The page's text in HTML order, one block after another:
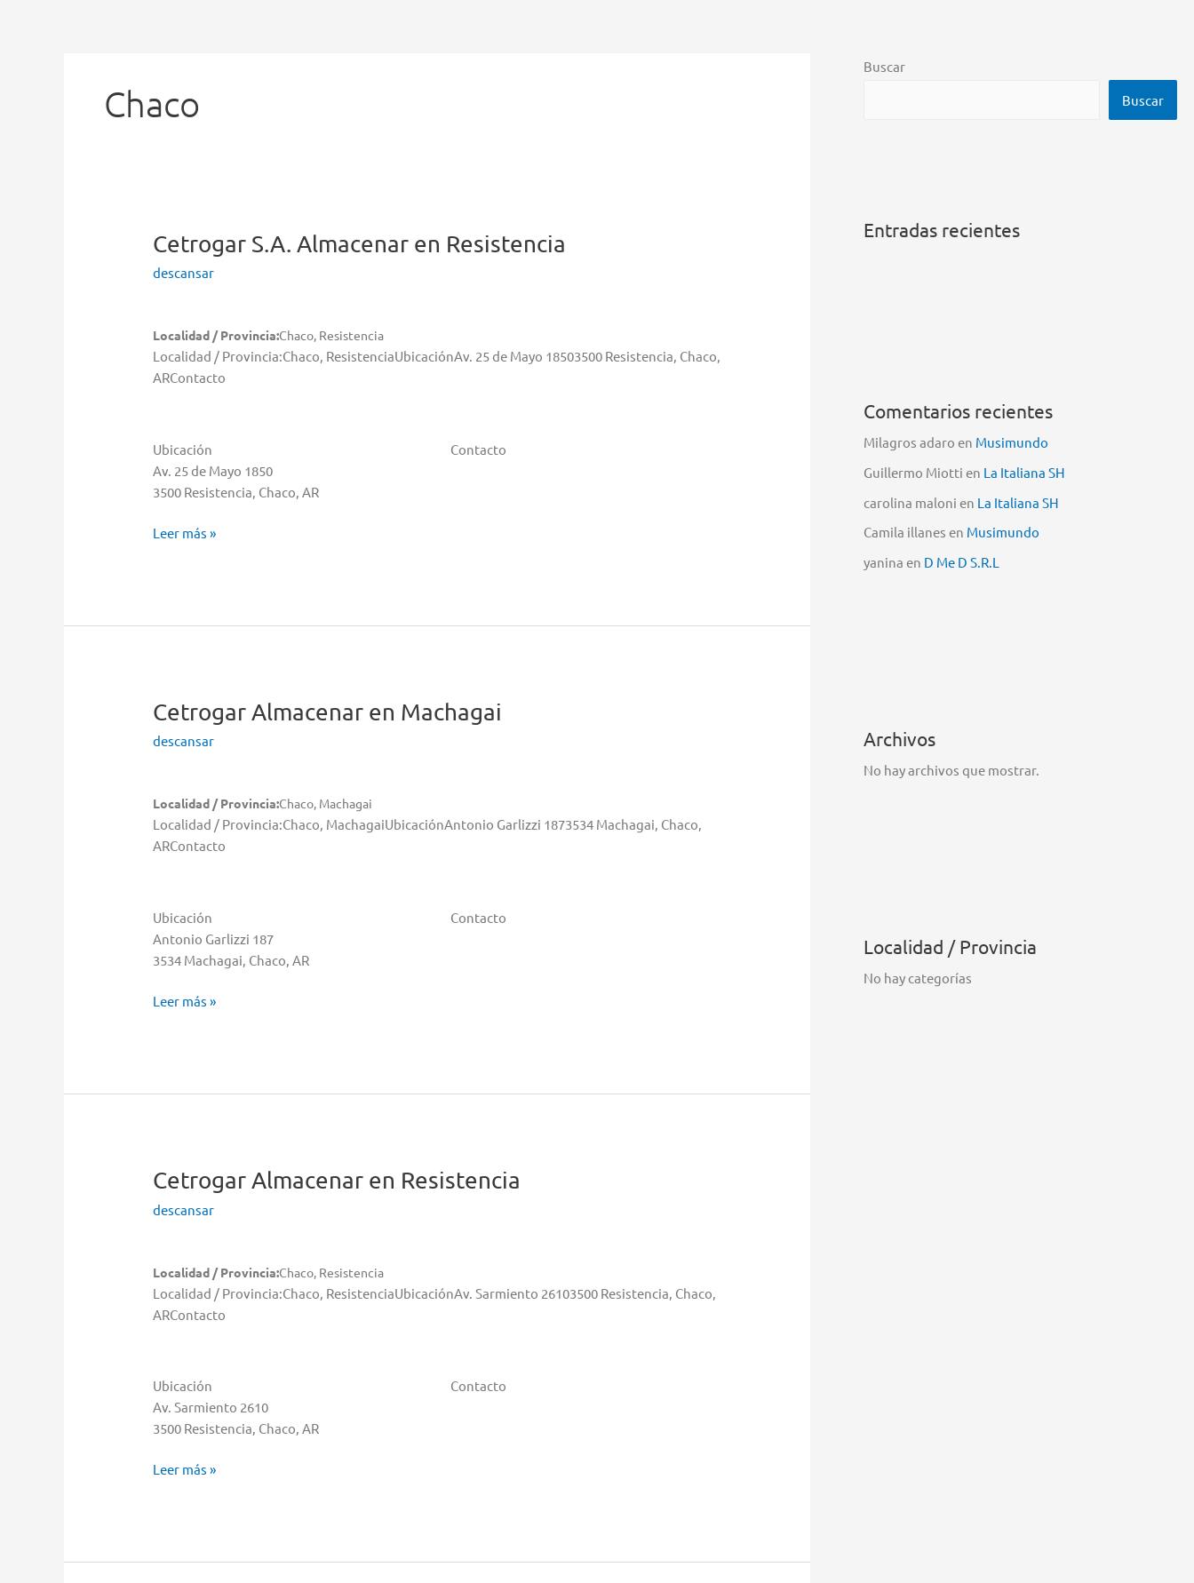
Chaco
Cetrogar S.A.Almacenar en Resistencia
descansar
Localidad / Provincia:Chaco, Resistencia
Localidad / Provincia:Chaco, ResistenciaUbicaciónAv. 25 de Mayo 18503500 Resistencia, Chaco,
ARContacto
Ubicación
Av. 25 de Mayo 1850
3500 Resistencia, Chaco, AR
Contacto
Cetrogar
Leer más »
CetrogarAlmacenar en Machagai
descansar
Localidad / Provincia:Chaco, Machagai
Localidad / Provincia:Chaco, MachagaiUbicaciónAntonio Garlizzi 1873534 Machagai, Chaco,
ARContacto
Ubicación
Antonio Garlizzi 187
3534 Machagai, Chaco, AR
Contacto
Cetrogar
Leer más »
CetrogarAlmacenar en Resistencia
descansar
Localidad / Provincia:Chaco, Resistencia
Localidad / Provincia:Chaco, ResistenciaUbicaciónAv. Sarmiento 26103500 Resistencia, Chaco,
ARContacto
Ubicación
Av. Sarmiento 2610
3500 Resistencia, Chaco, AR
Contacto
Cetrogar
Leer más »
Buscar
Buscar
Entradas recientes
Comentarios recientes
Milagros adaro en Musimundo
Guillermo Miotti en La Italiana SH
carolina maloni en La Italiana SH
Camila illanes en Musimundo
yanina en D Me D S.R.L
Archivos
No hay archivos que mostrar.
Localidad / Provincia
No hay categorías